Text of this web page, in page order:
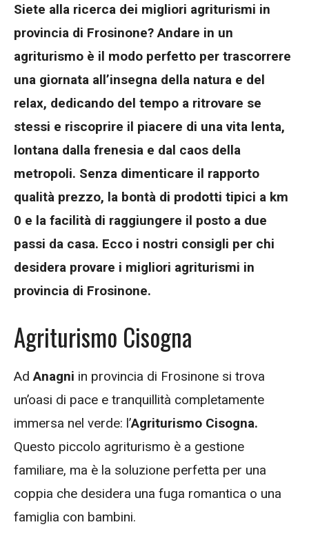
Siete alla ricerca dei migliori agriturismi in
provincia di Frosinone? Andare in un
agriturismo è il modo perfetto per trascorrere
una giornata all’insegna della natura e del
relax, dedicando del tempo a ritrovare se
stessi e riscoprire il piacere di una vita lenta,
lontana dalla frenesia e dal caos della
metropoli. Senza dimenticare il rapporto
qualità prezzo, la bontà di prodotti tipici a km
0 e la facilità di raggiungere il posto a due
passi da casa. Ecco i nostri consigli per chi
desidera provare i migliori agriturismi in
provincia di Frosinone.
Agriturismo Cisogna
AdAnagni in provincia di Frosinone si trova
un’oasi di pace e tranquillità completamente
immersa nel verde: l’Agriturismo Cisogna.
Questo piccolo agriturismo è a gestione
familiare, ma è la soluzione perfetta per una
coppia che desidera una fuga romantica o una
famiglia con bambini.